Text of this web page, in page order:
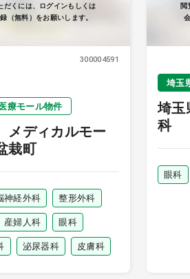
だくには、ログインもしくは
（無料）をお願いします。
300004591
療モール物件
メディカルモー
栽町
神経外科 整形外科
産婦人科 眼科
泌尿器科 皮膚科
閲
埼玉
埼玉
科
眼科